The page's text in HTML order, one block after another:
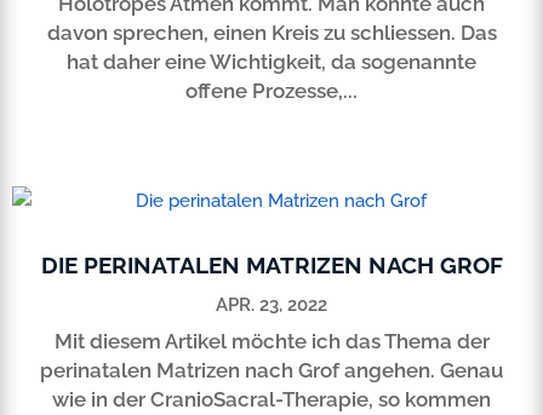
davon sprechen, einen Kreis zu schliessen. Das
hat daher eine Wichtigkeit, da sogenannte
offene Prozesse,...
DIE PERINATALEN MATRIZEN NACH GROF
APR. 23, 2022
Mit diesem Artikel möchte ich das Thema der
perinatalen Matrizen nach Grof angehen. Genau
wie in der CranioSacral-Therapie, so kommen